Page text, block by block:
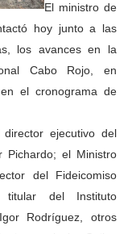
El ministro de
hoy junto a las
los avances en la
Cabo Rojo, en
el cronograma de
ejecutivo del
Pichardo; el Ministro
del Fideicomiso
titular del Instituto
Rodríguez, otros